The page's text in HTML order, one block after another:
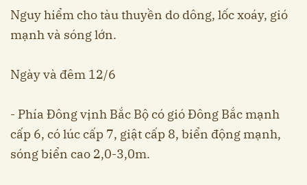
Nguy hiểm cho tàu thuyền do dông, lốc xoáy, gió
mạnh và sóng lớn.
Ngày và đêm 12/6
- Phía Đông vịnh Bắc Bộ có gió Đông Bắc mạnh
cấp 6, có lúc cấp 7, giật cấp 8, biển động mạnh,
sóng biển cao 2,0-3,0m.